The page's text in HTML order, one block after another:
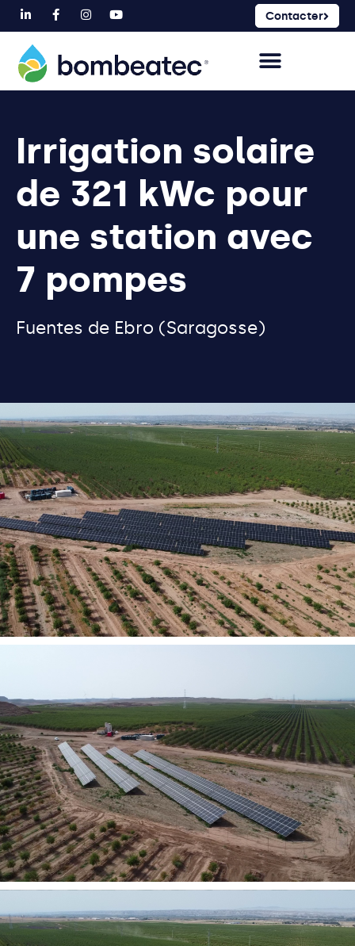
Contacter
Irrigation solaire
de 321 kWc pour
une station avec
7 pompes
Fuentes de Ebro (Saragosse)